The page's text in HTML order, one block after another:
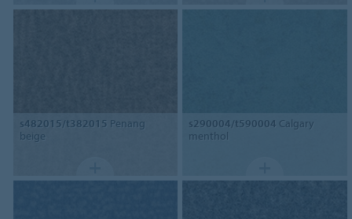
s482015/t382015 Penang
beige
s290004/t590004 Calgary
menthol